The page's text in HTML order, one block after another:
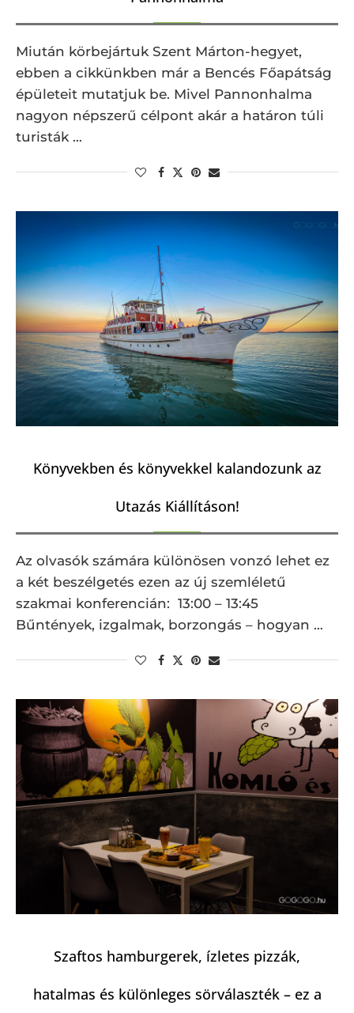
Miután körbejártuk Szent Márton-hegyet,
ebben a cikkünkben már a Bencés Főapátság
épületeit mutatjuk be. Mivel Pannonhalma
nagyon népszerű célpont akár a határon túli
turisták …
Könyvekben és könyvekkel kalandozunk az
Utazás Kiállításon!
Az olvasók számára különösen vonzó lehet ez
a két beszélgetés ezen az új szemléletű
szakmai konferencián: 13:00 – 13:45
Bűntények, izgalmak, borzongás – hogyan …
Szaftos hamburgerek, ízletes pizzák,
hatalmas és különleges sörválaszték – ez a